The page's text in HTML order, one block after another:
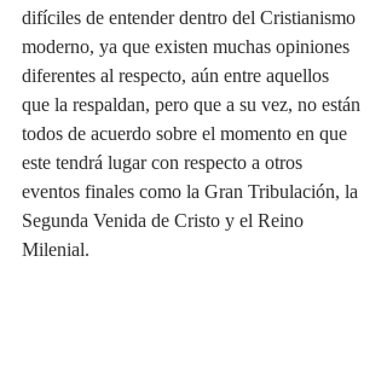
difíciles de entender dentro del Cristianismo
moderno, ya que existen muchas opiniones
diferentes al respecto, aún entre aquellos
que la respaldan, pero que a su vez, no están
todos de acuerdo sobre el momento en que
este tendrá lugar con respecto a otros
eventos finales como la Gran Tribulación, la
Segunda Venida de Cristo y el Reino
Milenial.